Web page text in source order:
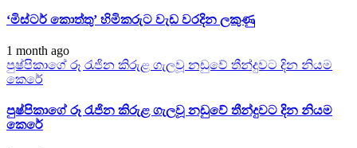
‘මිස්ටර් කොත්තු’ හිමිකරුට වැඩ වරදින ලකුණු
1 month ago
පුෂ්පිකාගේ රූ රැජින කිරුළ ගැලවූ නඩුවේ තීන්දුවට දින නියම
කෙරේ
පුෂ්පිකාගේ රූ රැජින කිරුළ ගැලවූ නඩුවේ තීන්දුවට දින නියම
කෙරේ